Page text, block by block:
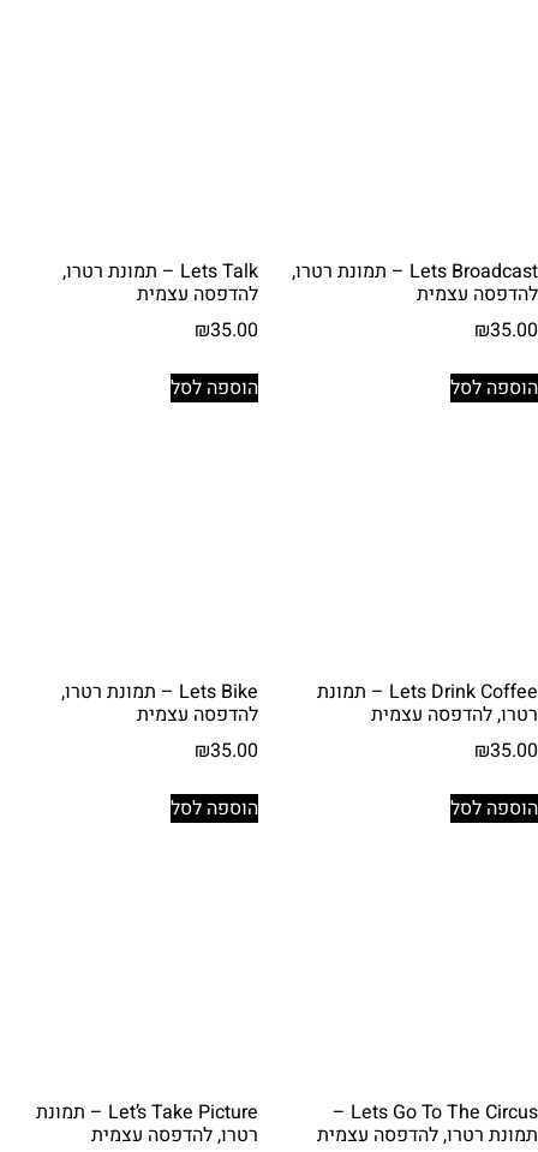
Lets Broadcast – תמונת רטרו,
להדפסה עצמית
₪35.00
הוספה לסל
Lets Talk – תמונת רטרו,
להדפסה עצמית
₪35.00
הוספה לסל
Lets Drink Coffee – תמונת
רטרו, להדפסה עצמית
₪35.00
הוספה לסל
Lets Bike – תמונת רטרו,
להדפסה עצמית
₪35.00
הוספה לסל
Lets Go To The Circus –
תמונת רטרו, להדפסה עצמית
Let’s Take Picture – תמונת
רטרו, להדפסה עצמית